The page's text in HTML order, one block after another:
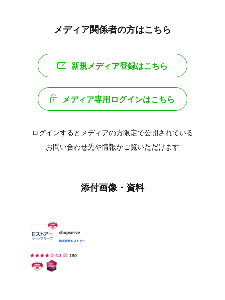
メディア関係者の方はこちら
新規メディア登録はこちら
メディア専用ログインはこちら
ログインするとメディアの方限定で公開されている
お問い合わせ先や情報がご覧いただけます
添付画像・資料